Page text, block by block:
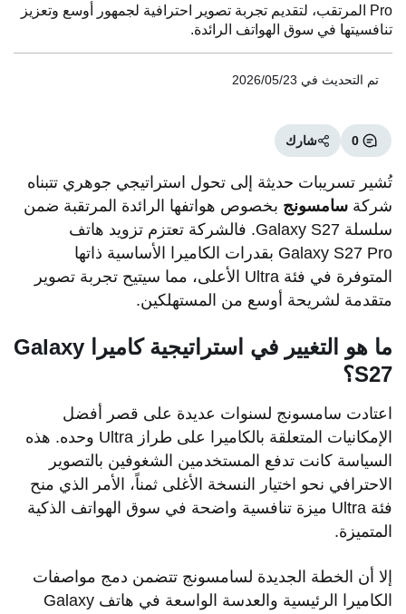
Pro المرتقب، لتقديم تجربة تصوير احترافية لجمهور أوسع وتعزيز
تنافسيتها في سوق الهواتف الرائدة.
تم التحديث في 2026/05/23
0 شارك
تُشير تسريبات حديثة إلى تحول استراتيجي جوهري تتبناه
شركةسامسونج بخصوص هواتفها الرائدة المرتقبة ضمن
سلسلة Galaxy S27. فالشركة تعتزم تزويد هاتف
Galaxy S27 Pro بقدرات الكاميرا الأساسية ذاتها
المتوفرة في فئة Ultra الأعلى، مما سيتيح تجربة تصوير
متقدمة لشريحة أوسع من المستهلكين.
ما هو التغيير في استراتيجية كاميرا Galaxy
S27؟
اعتادت سامسونج لسنوات عديدة على قصر أفضل
الإمكانيات المتعلقة بالكاميرا على طراز Ultra وحده. هذه
السياسة كانت تدفع المستخدمين الشغوفين بالتصوير
الاحترافي نحو اختيار النسخة الأغلى ثمناً، الأمر الذي منح
فئة Ultra ميزة تنافسية واضحة في سوق الهواتف الذكية
المتميزة.
إلا أن الخطة الجديدة لسامسونج تتضمن دمج مواصفات
الكاميرا الرئيسية والعدسة الواسعة في هاتف Galaxy